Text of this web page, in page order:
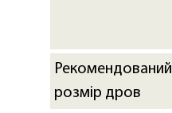
Рекомендований
розмір дров